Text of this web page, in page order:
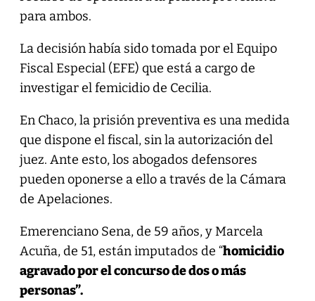
para ambos.
La decisión había sido tomada por el Equipo
Fiscal Especial (EFE) que está a cargo de
investigar el femicidio de Cecilia.
En Chaco, la prisión preventiva es una medida
que dispone el fiscal, sin la autorización del
juez. Ante esto, los abogados defensores
pueden oponerse a ello a través de la Cámara
de Apelaciones.
Emerenciano Sena, de 59 años, y Marcela
Acuña, de 51, están imputados de “homicidio
agravado por el concurso de dos o más
personas”.